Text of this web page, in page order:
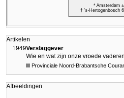
Artikelen
1949Verslaggever
Wie en wat zijn onze vroede
Provinciale Noord-Brabantsche
Afbeeldingen